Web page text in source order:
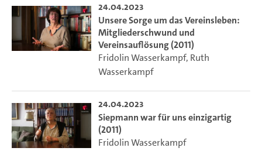
24.04.2023
Unsere Sorge um das Vereinsleben:
Mitgliederschwund und
Vereinsauflösung (2011)
Fridolin Wasserkampf, Ruth
Wasserkampf
24.04.2023
Siepmann war für uns einzigartig
(2011)
Fridolin Wasserkampf